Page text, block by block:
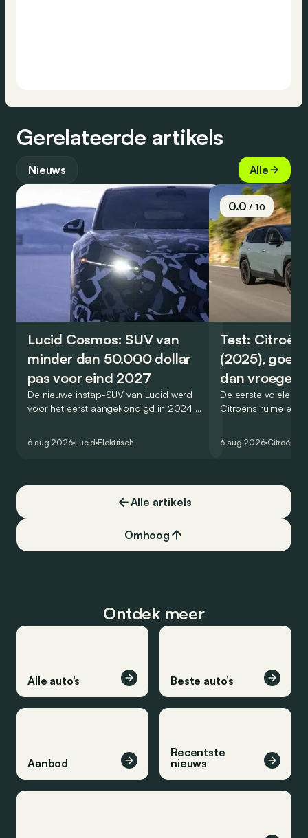
Gerelateerde artikels
Nieuws Alle
Lucid Cosmos: SUV van
minder dan 50.000 dollar
pas voor eind 2027
De nieuwe instap-SUV van Lucid werd
voor het eerst aangekondigd in 2024 en
constructeur vervoegen.
6 aug 2026 Lucid Elektrisch
0.0/ 10
Test: Citroën
(2025), goed
dan vroeger
De eerste
Citroëns ruime en
dat ook gelukt?
6 aug 2026 Citroën
Alle artikels
Omhoog
Ontdek meer
Alle auto’s Beste auto’s
Aanbod
Recentste
nieuws